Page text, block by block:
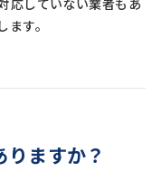
応していない業者もあ
す。
ますか？